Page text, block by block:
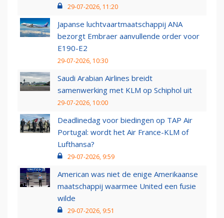
29-07-2026, 11:20
Japanse luchtvaartmaatschappij ANA
bezorgt Embraer aanvullende order voor
E190-E2
29-07-2026, 10:30
Saudi Arabian Airlines breidt
samenwerking met KLM op Schiphol uit
29-07-2026, 10:00
Deadlinedag voor biedingen op TAP Air
Portugal: wordt het Air France-KLM of
Lufthansa?
29-07-2026, 9:59
American was niet de enige Amerikaanse
maatschappij waarmee United een fusie
wilde
29-07-2026, 9:51